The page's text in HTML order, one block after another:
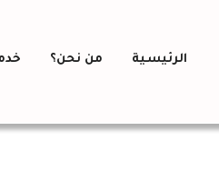
الرئيسية من نحن؟